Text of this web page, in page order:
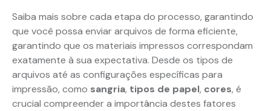
Saiba mais sobre cada etapa do processo, garantindo
que você possa enviar arquivos de forma eficiente,
garantindo que os materiais impressos correspondam
exatamente à sua expectativa. Desde os tipos de
arquivos até as configurações específicas para
impressão, como sangria, tipos de papel, cores, é
crucial compreender a importância destes fatores